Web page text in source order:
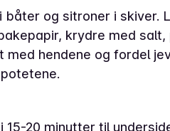
båter og sitroner i skiver.
krydre med salt,
med hendene og fordel
15-20 minutter til